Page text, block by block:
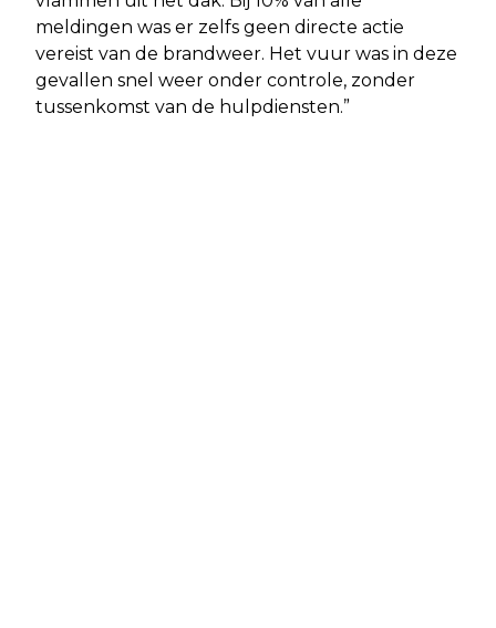
meldingen was er zelfs geen directe actie
vereist van de brandweer. Het vuur was in deze
gevallen snel weer onder controle, zonder
tussenkomst van de hulpdiensten.”